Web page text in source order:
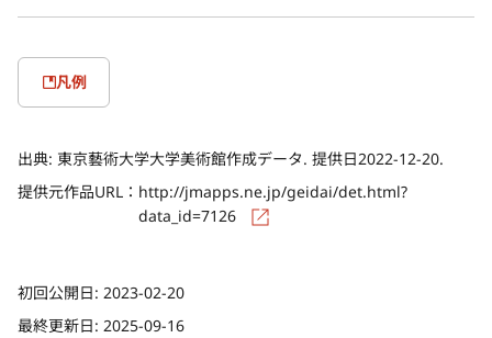
凡例
出典: 東京藝術大学大学美術館作成データ. 提供日2022-12-20.
提供元作品URL： http://jmapps.ne.jp/geidai/det.html?
data_id=7126
初回公開日: 2023-02-20
最終更新日: 2025-09-16